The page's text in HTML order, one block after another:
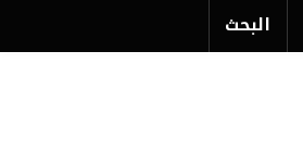
البحث